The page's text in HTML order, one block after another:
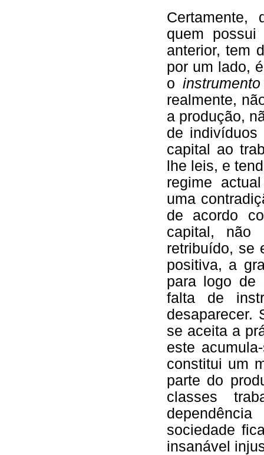
Certamente,
quem
anterior, tem
por um lado,
o
realmente,
a produção,
de indivíduos
capital ao
lhe leis, e
regime
uma
de acordo
capital, não
retribuído, se
positiva, a
para logo de
falta de
desaparecer.
se aceita a
este
constitui um
parte do
classes
sociedade
insanável